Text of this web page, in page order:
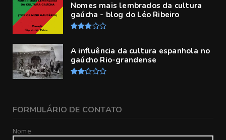
Nomes mais lembrados da cultura
gaúcha - blog do Léo Ribeiro
A influência da cultura espanhola no
gaúcho Rio-grandense
FORMULÁRIO DE CONTATO
Nome